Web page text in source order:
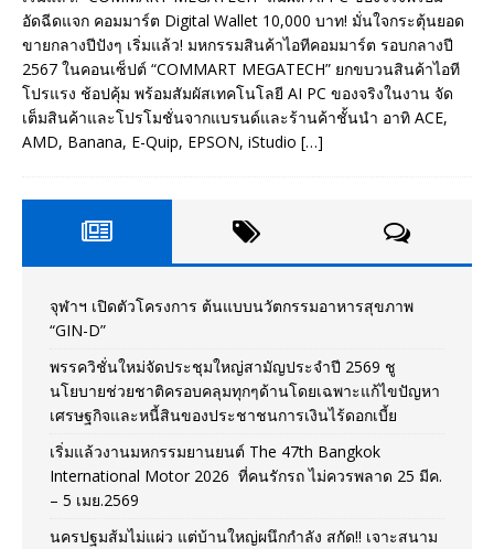
อัดฉีดแจก คอมมาร์ต Digital Wallet 10,000 บาท! มั่นใจกระตุ้นยอด
ขายกลางปีปังๆ เริ่มแล้ว! มหกรรมสินค้าไอทีคอมมาร์ต รอบกลางปี
2567 ในคอนเซ็ปต์ “COMMART MEGATECH” ยกขบวนสินค้าไอที
โปรแรง ช้อปคุ้ม พร้อมสัมผัสเทคโนโลยี AI PC ของจริงในงาน จัด
เต็มสินค้าและโปรโมชั่นจากแบรนด์และร้านค้าชั้นนำ อาทิ ACE,
AMD, Banana, E-Quip, EPSON, iStudio […]
จุฬาฯ เปิดตัวโครงการ ต้นแบบนวัตกรรมอาหารสุขภาพ
“GIN-D”
พรรควิชั่นใหม่จัดประชุมใหญ่สามัญประจำปี 2569 ชู
นโยบายช่วยชาติครอบคลุมทุกๆด้านโดยเฉพาะแก้ไขปัญหา
เศรษฐกิจและหนี้สินของประชาชนการเงินไร้ดอกเบี้ย
เริ่มแล้วงานมหกรรมยานยนต์ The 47th Bangkok
International Motor 2026 ที่คนรักรถ ไม่ควรพลาด 25 มีค.
– 5 เมย.2569
นครปฐมส้มไม่แผ่ว แต่บ้านใหญ่ผนึกกำลัง สกัด!! เจาะสนาม